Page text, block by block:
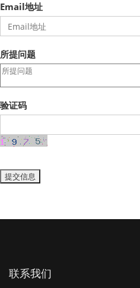
Email地址
所提问题
验证码
联系我们